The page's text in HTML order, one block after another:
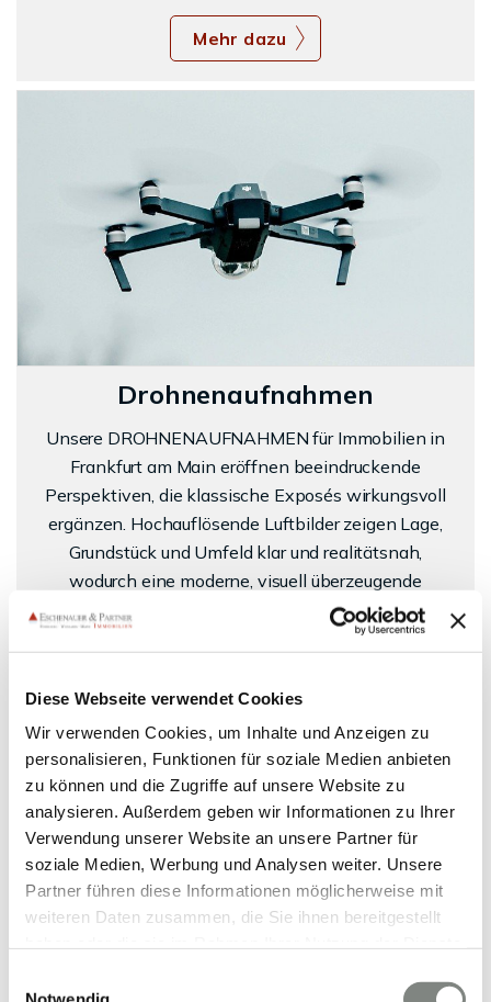
Diese Webseite verwendet Cookies
Wir verwenden Cookies, um Inhalte und Anzeigen zu
personalisieren, Funktionen für soziale Medien anbieten
zu können und die Zugriffe auf unsere Website zu
analysieren. Außerdem geben wir Informationen zu Ihrer
Verwendung unserer Website an unsere Partner für
soziale Medien, Werbung und Analysen weiter. Unsere
Partner führen diese Informationen möglicherweise mit
weiteren Daten zusammen, die Sie ihnen bereitgestellt
Cookies, wenn Sie unsere Webseite weiterhin nutzen.
Mehr dazu
Drohnenaufnahmen
Unsere DROHNENAUFNAHMEN für Immobilien in
Frankfurt am Main eröffnen beeindruckende
Perspektiven, die klassische Exposés wirkungsvoll
ergänzen. Hochauflösende Luftbilder zeigen Lage,
Grundstück und Umfeld klar und realitätsnah,
wodurch eine moderne, visuell überzeugende
Präsentation entsteht, die Aufmerksamkeit erzeugt
und Kaufinteresse gezielt stärkt.